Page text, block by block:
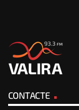
CONTACTE